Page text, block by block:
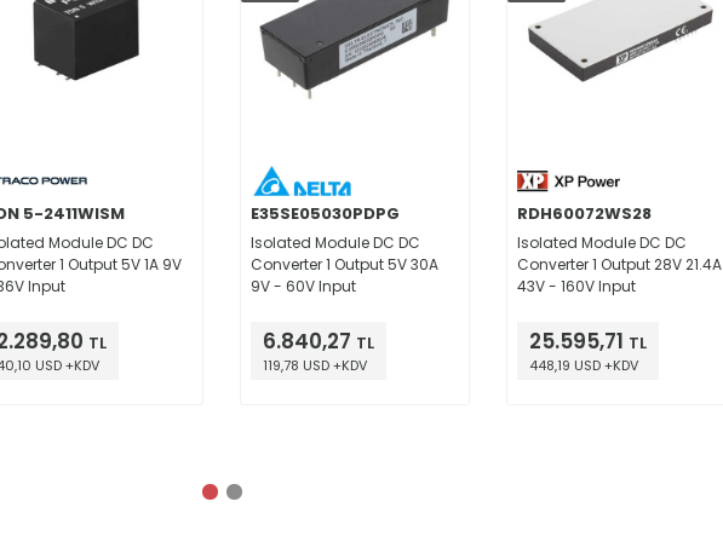
5-2411WISM
Module DC DC
1 Output 5V 1A 9V
Input
TL
USD +KDV
E35SE05030PDPG
Isolated Module DC DC
Converter 1 Output 5V 30A
9V - 60V Input
6.840,27 TL
119,78 USD +KDV
RDH60072WS28
Isolated Module DC DC
Converter 1 Output 28V 21.4A
43V - 160V Input
25.595,71 TL
448,19 USD +KDV